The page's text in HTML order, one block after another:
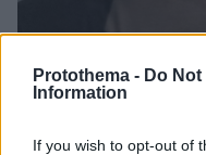
Protothema - Do
Information
If you wish to opt-out of